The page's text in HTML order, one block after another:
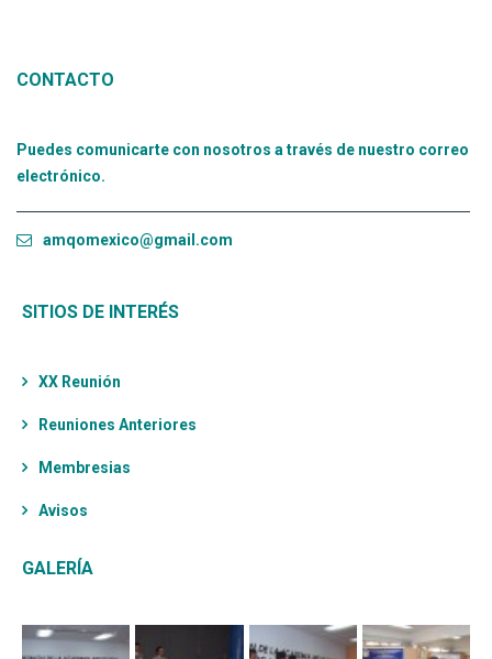
CONTACTO
Puedes comunicarte con nosotros a través de nuestro correo
electrónico.
amqomexico@gmail.com
SITIOS DE INTERÉS
XX Reunión
Reuniones Anteriores
Membresias
Avisos
GALERÍA